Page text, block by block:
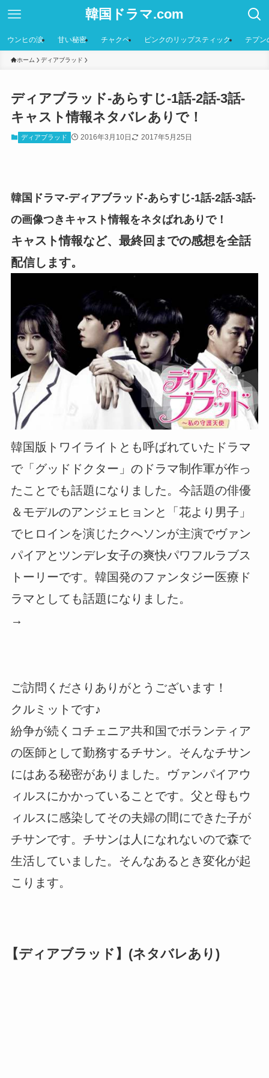
韓国ドラマ.com
ウンヒの涙 甘い秘密 チャクペ ピンクのリップスティック テプン
ホーム ディアブラッド
ディアブラッド-あらすじ-1話-2話-3話-
キャスト情報ネタバレありで！
ディアブラッド 2016年3月10日 2017年5月25日
韓国ドラマ-ディアブラッド-あらすじ-1話-2話-3話-
の画像つきキャスト情報をネタばれありで！
キャスト情報など、最終回までの感想を全話
配信します。
韓国版トワイライトとも呼ばれていたドラマ
で「グッドドクター」のドラマ制作軍が作っ
たことでも話題になりました。今話題の俳優
＆モデルのアンジェヒョンと「花より男子」
でヒロインを演じたクへソンが主演でヴァン
パイアとツンデレ女子の爽快パワフルラブス
トーリーです。韓国発のファンタジー医療ド
ラマとしても話題になりました。
→
ご訪問くださりありがとうございます！
クルミットです♪
紛争が続くコチェニア共和国でボランティア
の医師として勤務するチサン。そんなチサン
にはある秘密がありました。ヴァンパイアウ
ィルスにかかっていることです。父と母もウ
ィルスに感染してその夫婦の間にできた子が
チサンです。チサンは人になれないので森で
生活していました。そんなあるとき変化が起
こります。
【ディアブラッド】(ネタバレあり)